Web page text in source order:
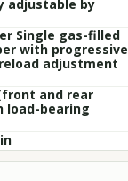
adjustable by
Single gas-filled
with progressive
adjustment
and rear
load-bearing